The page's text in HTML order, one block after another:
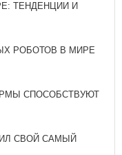
ТЕНДЕНЦИИ И
РОБОТОВ В МИРЕ
СПОСОБСТВУЮТ
СВОЙ САМЫЙ